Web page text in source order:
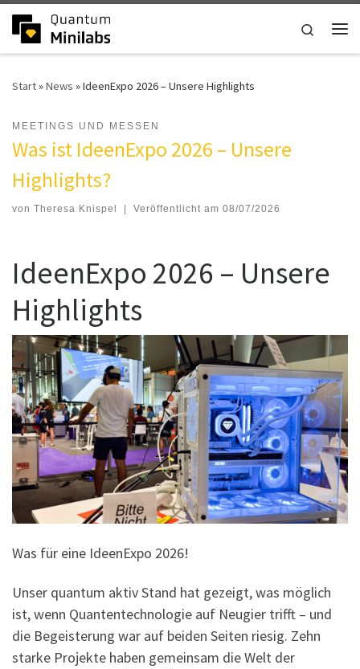
Zum Inhalt springen
Search
Start»News »IdeenExpo 2026 – Unsere Highlights
MEETINGS UND MESSEN
IdeenExpo 2026 – Unsere
Highlights
von Theresa Knispel Veröffentlicht am 08/07/2026
IdeenExpo 2026 – Unsere
Highlights
Was für eine IdeenExpo 2026!
Unser quantum aktiv Stand hat gezeigt, was möglich
ist, wenn Quantentechnologie auf Neugier trifft – und
die Begeisterung war auf beiden Seiten riesig. Zehn
starke Projekte haben gemeinsam die Welt der